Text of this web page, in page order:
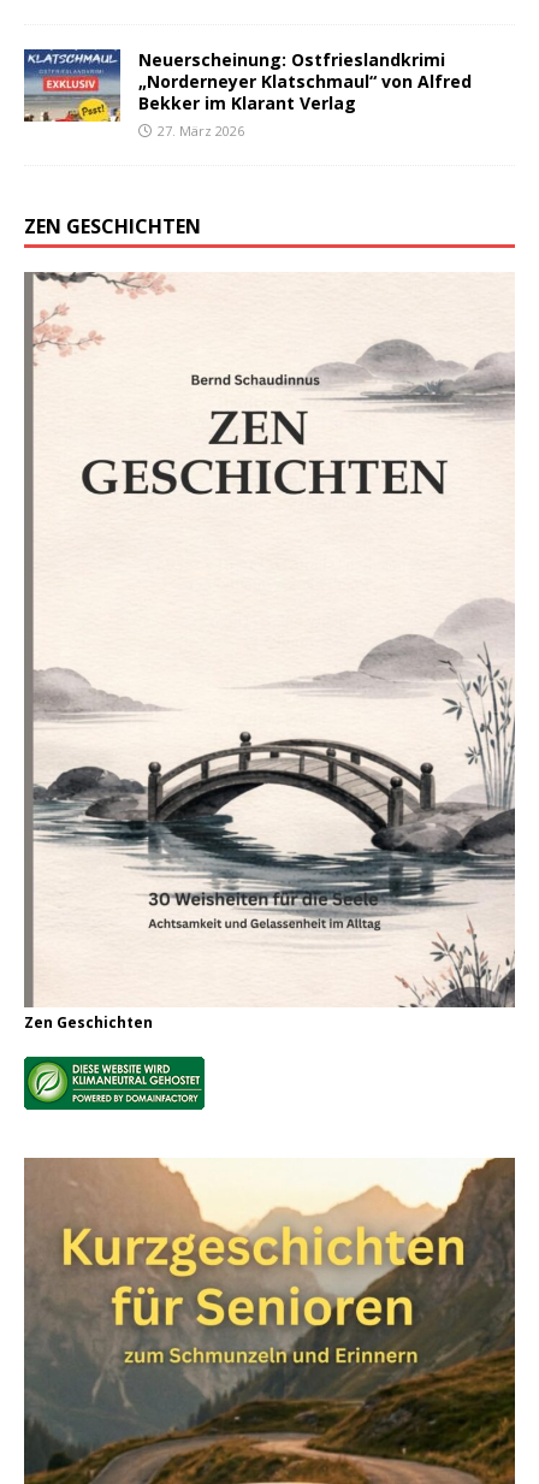
Neuerscheinung: Ostfrieslandkrimi
„Norderneyer Klatschmaul“ von Alfred
Bekker im Klarant Verlag
27. März 2026
ZEN GESCHICHTEN
Zen Geschichten